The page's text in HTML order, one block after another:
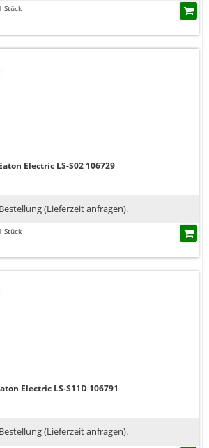
Stück
Electric LS-S02 106729
(Lieferzeit anfragen).
Stück
Electric LS-S11D 106791
(Lieferzeit anfragen).